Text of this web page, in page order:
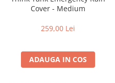
Cover - Medium
259,00 Lei
ADAUGA IN COS